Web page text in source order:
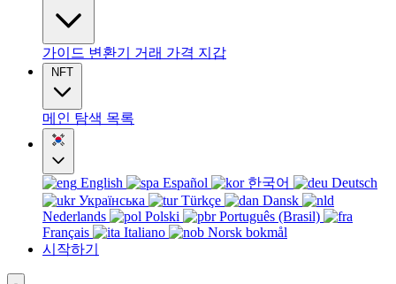
가이드 변환기 거래 가격 지갑
NFT
메인 탐색 목록
English Español 한국어
Deutsch
Українська
Türkçe
Dansk
Nederlands
Polski
Português (Brasil)
Français
Italiano
Norsk bokmål
시작하기